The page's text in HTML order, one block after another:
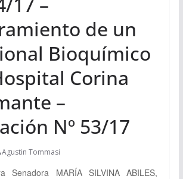
de un
Bioquímico
Corina
–
Nº 53/17
Agustin Tommasi
Senadora MARÍA SILVINA ABILES,